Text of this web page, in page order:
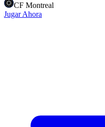
CF Montreal
Jugar Ahora